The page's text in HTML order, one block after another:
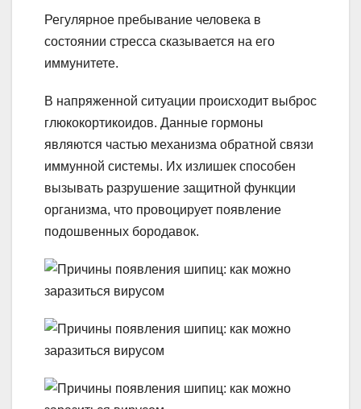
Регулярное пребывание человека в
состоянии стресса сказывается на его
иммунитете.
В напряженной ситуации происходит выброс
глюкокортикоидов. Данные гормоны
являются частью механизма обратной связи
иммунной системы. Их излишек способен
вызывать разрушение защитной функции
организма, что провоцирует появление
подошвенных бородавок.